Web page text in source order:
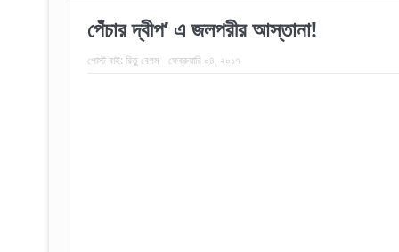
পেঁচার দ্বীপ’ এ জলপরীর আস্তানা!
পোস্ট বাই: রিতু বেগম ফেব্রুয়ারি ০৪, ২০১৭